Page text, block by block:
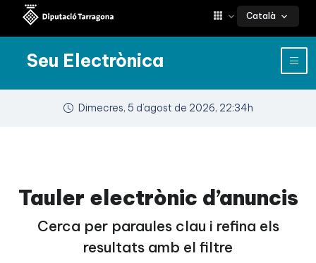
Català
Seu Electrònica
Dimecres, 5 d’agost de 2026, 22:34h
Tauler electrònic d’anuncis
Cerca per paraules clau i refina els
resultats amb el filtre